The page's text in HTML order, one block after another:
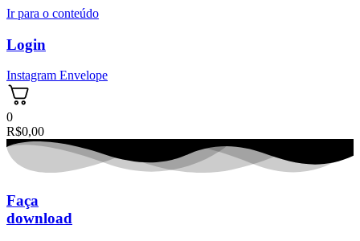
Ir para o conteúdo
Login
Instagram Envelope
0
R$0,00
Faça
download